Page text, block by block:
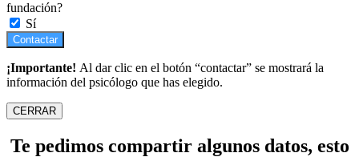
fundación?
Sí
Contactar
¡Importante! Al dar clic en el botón “contactar” se mostrará la
información del psicólogo que has elegido.
CERRAR
Te pedimos compartir algunos datos, esto